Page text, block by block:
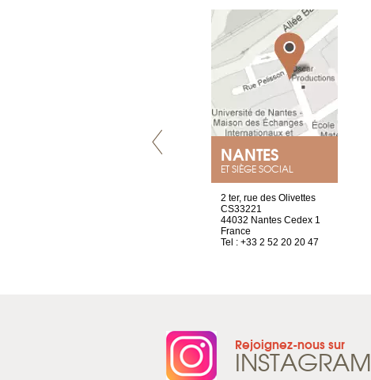
NANTES
ET SIÈGE SOCIAL
2 ter, rue des Olivettes
CS33221
44032 Nantes Cedex 1
France
Tel : +33 2 52 20 20 47
Rejoignez-nous sur
INSTAGRAM